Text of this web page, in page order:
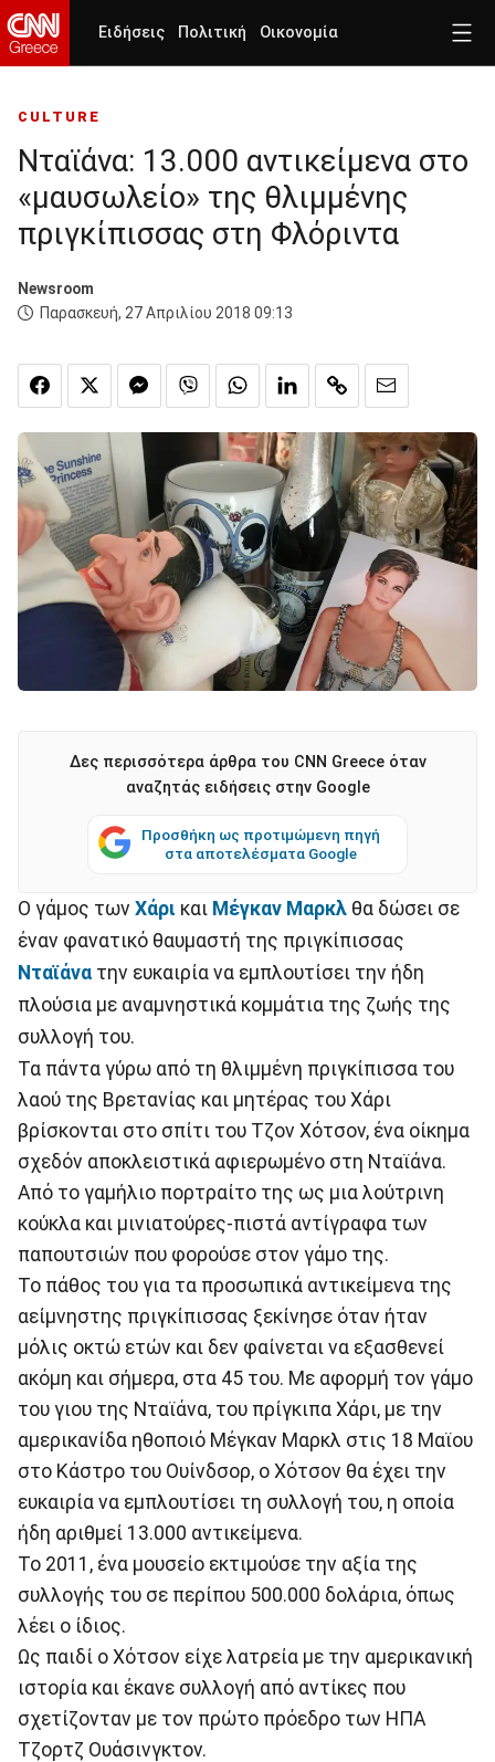
Ειδήσεις Πολιτική Οικονομία
CULTURE
Νταϊάνα: 13.000 αντικείμενα στο
«μαυσωλείο» της θλιμμένης
πριγκίπισσας στη Φλόριντα
Newsroom
Παρασκευή, 27 Απριλίου 2018 09:13
Δες περισσότερα άρθρα του CNN Greece όταν
αναζητάς ειδήσεις στην Google
Προσθήκη ως προτιμώμενη πηγή
στα αποτελέσματα Google
Ο γάμος των Χάρι και Μέγκαν Μαρκλ θα δώσει σε
έναν φανατικό θαυμαστή της πριγκίπισσας
Νταϊάνα την ευκαιρία να εμπλουτίσει την ήδη
πλούσια με αναμνηστικά κομμάτια της ζωής της
συλλογή του.
Τα πάντα γύρω από τη θλιμμένη πριγκίπισσα του
λαού της Βρετανίας και μητέρας του Χάρι
βρίσκονται στο σπίτι του Τζον Χότσον, ένα οίκημα
σχεδόν αποκλειστικά αφιερωμένο στη Νταϊάνα.
Από το γαμήλιο πορτραίτο της ως μια λούτρινη
κούκλα και μινιατούρες-πιστά αντίγραφα των
παπουτσιών που φορούσε στον γάμο της.
Το πάθος του για τα προσωπικά αντικείμενα της
αείμνηστης πριγκίπισσας ξεκίνησε όταν ήταν
μόλις οκτώ ετών και δεν φαίνεται να εξασθενεί
ακόμη και σήμερα, στα 45 του. Με αφορμή τον γάμο
του γιου της Νταϊάνα, του πρίγκιπα Χάρι, με την
αμερικανίδα ηθοποιό Μέγκαν Μαρκλ στις 18 Μαϊου
στο Κάστρο του Ουίνδσορ, ο Χότσον θα έχει την
ευκαιρία να εμπλουτίσει τη συλλογή του, η οποία
ήδη αριθμεί 13.000 αντικείμενα.
Το 2011, ένα μουσείο εκτιμούσε την αξία της
συλλογής του σε περίπου 500.000 δολάρια, όπως
λέει ο ίδιος.
Ως παιδί ο Χότσον είχε λατρεία με την αμερικανική
ιστορία και έκανε συλλογή από αντίκες που
σχετίζονταν με τον πρώτο πρόεδρο των ΗΠΑ
Τζορτζ Ουάσινγκτον.